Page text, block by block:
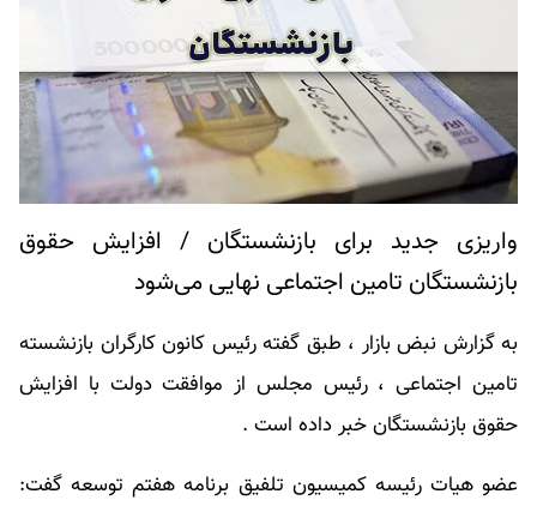
واریزی جدید برای بازنشستگان / افزایش حقوق
بازنشستگان تامین اجتماعی نهایی می‌شود
به گزارش نبض بازار ، طبق گفته رئیس کانون کارگران بازنشسته
تامین اجتماعی ، رئیس مجلس از موافقت دولت با افزایش
حقوق بازنشستگان خبر داده است .
عضو هیات رئیسه کمیسیون تلفیق برنامه هفتم توسعه گفت: